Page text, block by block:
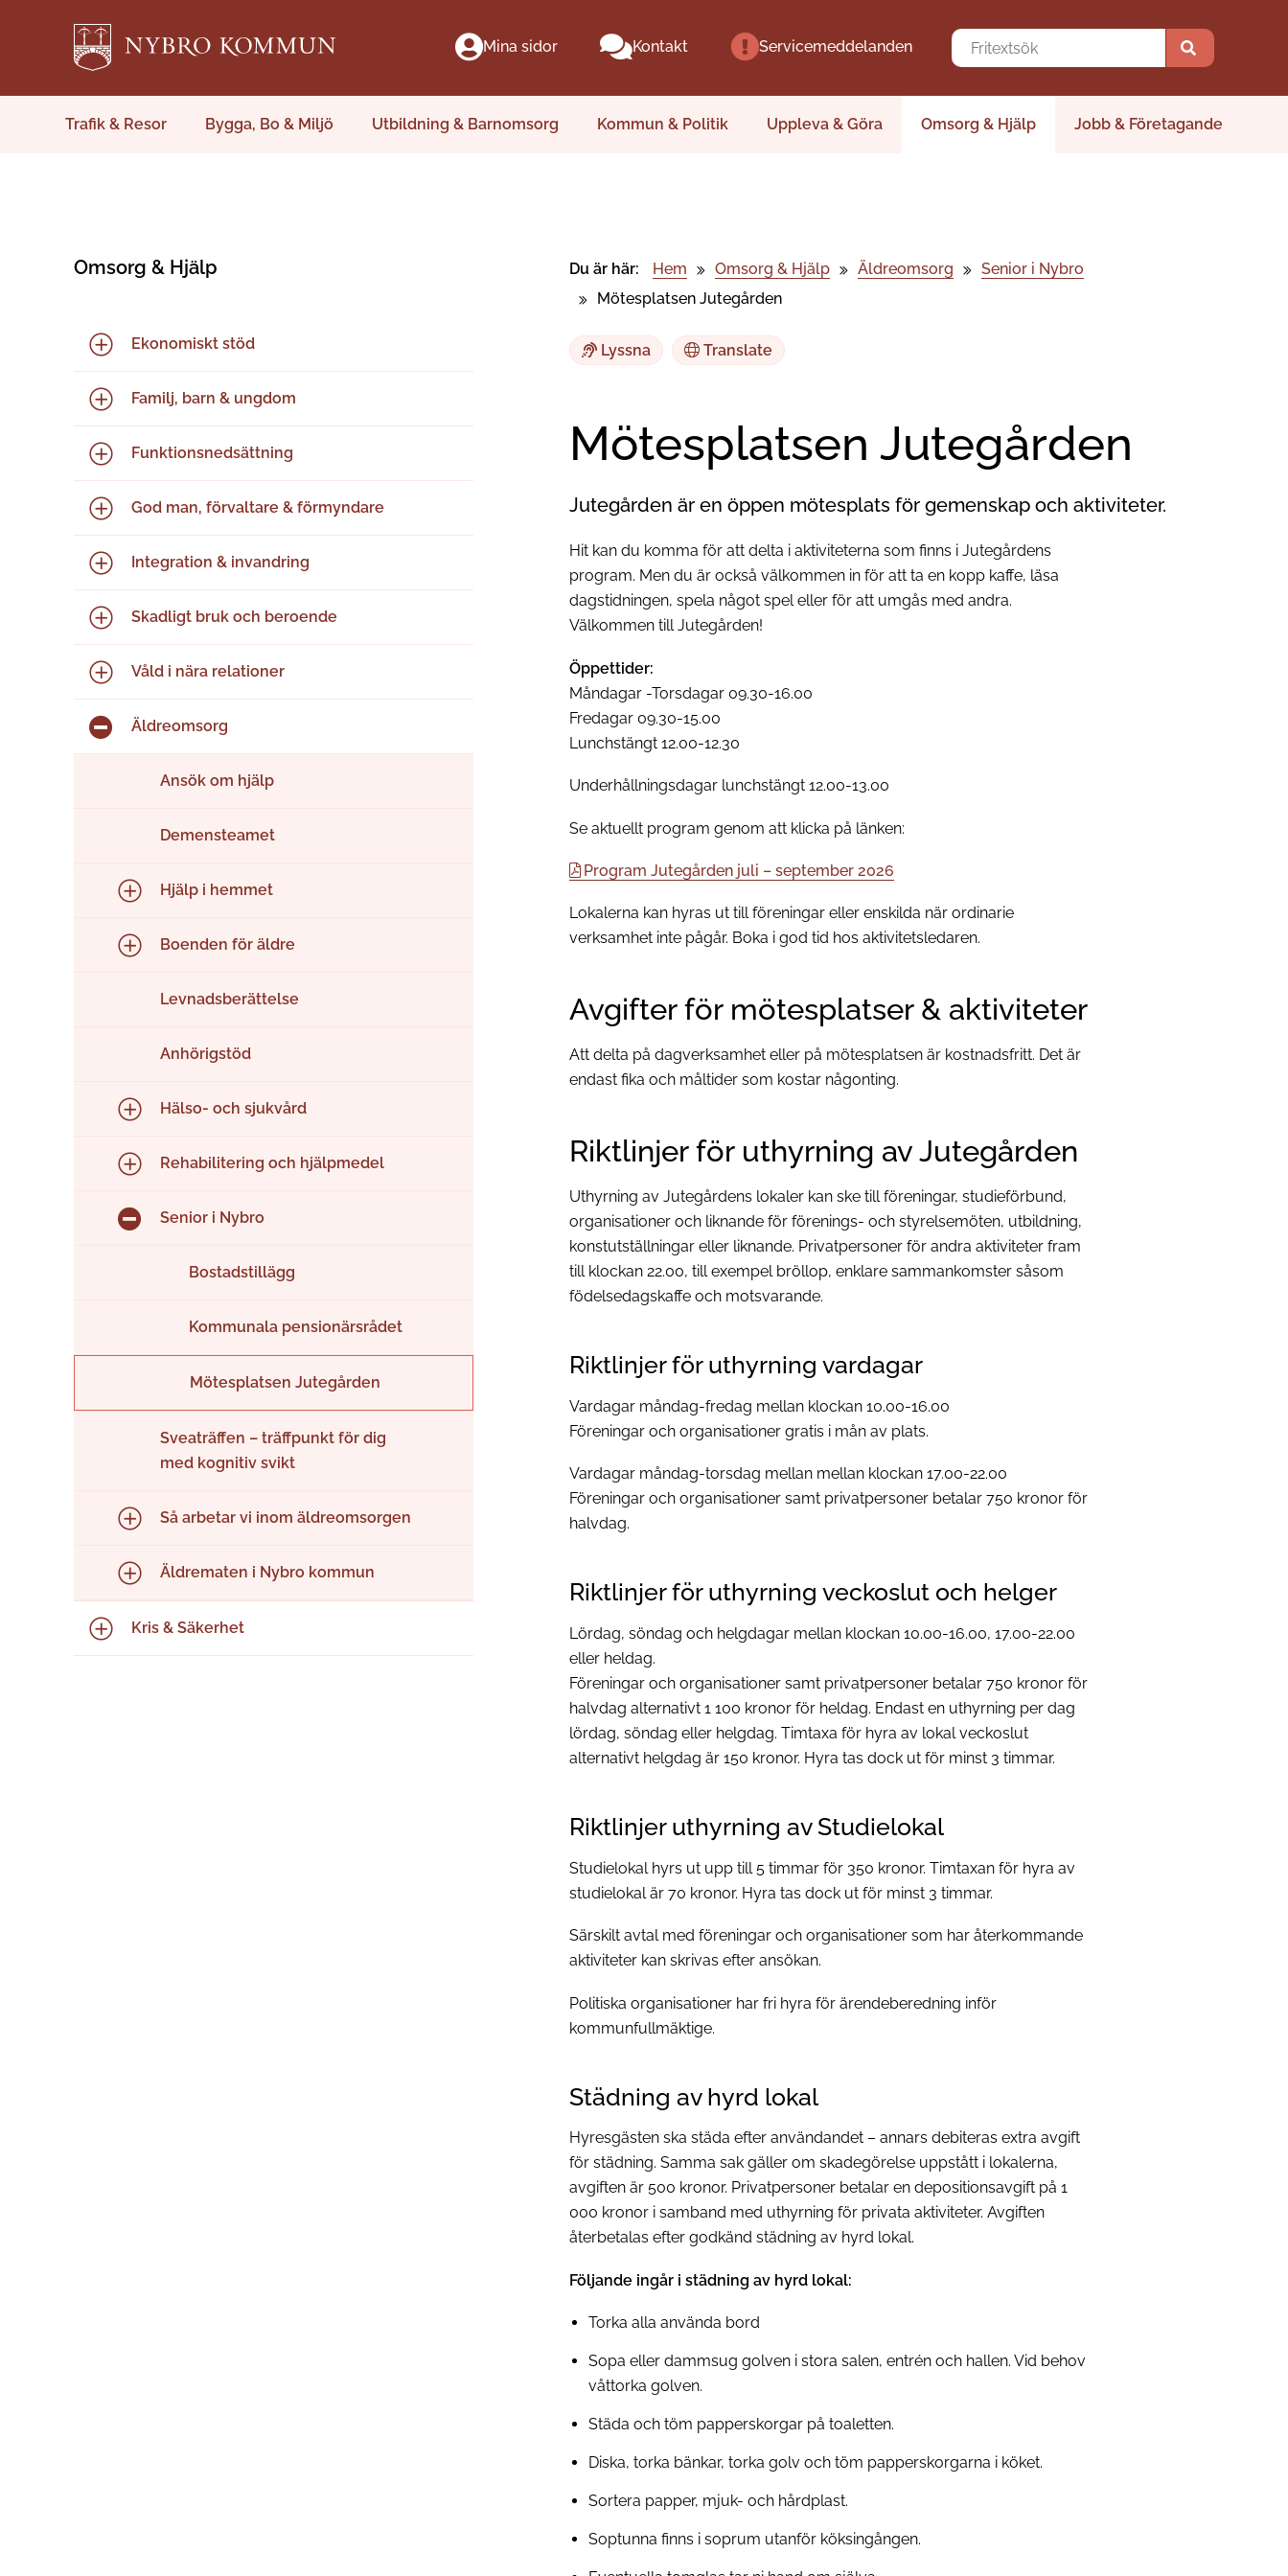
Mina sidor Kontakt Servicemeddelanden
Trafik & Resor Bygga, Bo & Miljö Utbildning & Barnomsorg Kommun & Politik Uppleva & Göra Omsorg & Hjälp Jobb & Företagande
Omsorg & Hjälp
Ekonomiskt stöd
Familj, barn & ungdom
Funktions­nedsättning
God man, förvaltare & förmyndare
Integration & invandring
Skadligt bruk och beroende
Våld i nära relationer
Äldreomsorg
Ansök om hjälp
Demensteamet
Hjälp i hemmet
Boenden för äldre
Levnadsberättelse
Anhörigstöd
Hälso- och sjukvård
Rehabilitering och hjälpmedel
Senior i Nybro
Bostadstillägg
Kommunala pensionärsrådet
Mötesplatsen Jutegården
Sveaträffen – träffpunkt för dig
med kognitiv svikt
Så arbetar vi inom äldreomsorgen
Äldrematen i Nybro kommun
Kris & Säkerhet
Du är här: Hem Omsorg & Hjälp Äldreomsorg
Senior i Nybro
Mötesplatsen Jutegården
Lyssna Translate
Mötesplatsen Jutegården
Jutegården är en öppen mötesplats för gemenskap och aktiviteter.
Hit kan du komma för att delta i aktiviteterna som finns i Jutegårdens
program. Men du är också välkommen in för att ta en kopp kaffe, läsa
dagstidningen, spela något spel eller för att umgås med andra.
Välkommen till Jutegården!
Öppettider:
Måndagar -Torsdagar 09.30-16.00
Fredagar 09.30-15.00
Lunchstängt 12.00-12.30
Underhållningsdagar lunchstängt 12.00-13.00
Se aktuellt program genom att klicka på länken:
Program Jutegården juli – september 2026
Lokalerna kan hyras ut till föreningar eller enskilda när ordinarie
verksamhet inte pågår. Boka i god tid hos aktivitetsledaren.
Avgifter för mötesplatser & aktiviteter
Att delta på dagverksamhet eller på mötesplatsen är kostnadsfritt. Det är
endast fika och måltider som kostar någonting.
Riktlinjer för uthyrning av Jutegården
Uthyrning av Jutegårdens lokaler kan ske till föreningar, studieförbund,
organisationer och liknande för förenings- och styrelsemöten, utbildning,
konstutställningar eller liknande. Privatpersoner för andra aktiviteter fram
till klockan 22.00, till exempel bröllop, enklare sammankomster såsom
födelsedagskaffe och motsvarande.
Riktlinjer för uthyrning vardagar
Vardagar måndag-fredag mellan klockan 10.00-16.00
Föreningar och organisationer gratis i mån av plats.
Vardagar måndag-torsdag mellan mellan klockan 17.00-22.00
Föreningar och organisationer samt privatpersoner betalar 750 kronor för
halvdag.
Riktlinjer för uthyrning veckoslut och helger
Lördag, söndag och helgdagar mellan klockan 10.00-16.00, 17.00-22.00
eller heldag.
Föreningar och organisationer samt privatpersoner betalar 750 kronor för
halvdag alternativt 1 100 kronor för heldag. Endast en uthyrning per dag
lördag, söndag eller helgdag. Timtaxa för hyra av lokal veckoslut
alternativt helgdag är 150 kronor. Hyra tas dock ut för minst 3 timmar.
Riktlinjer uthyrning av Studielokal
Studielokal hyrs ut upp till 5 timmar för 350 kronor. Timtaxan för hyra av
studielokal är 70 kronor. Hyra tas dock ut för minst 3 timmar.
Särskilt avtal med föreningar och organisationer som har återkommande
aktiviteter kan skrivas efter ansökan.
Politiska organisationer har fri hyra för ärendeberedning inför
kommunfullmäktige.
Städning av hyrd lokal
Hyresgästen ska städa efter användandet – annars debiteras extra avgift
för städning. Samma sak gäller om skadegörelse uppstått i lokalerna,
avgiften är 500 kronor. Privatpersoner betalar en depositionsavgift på 1
000 kronor i samband med uthyrning för privata aktiviteter. Avgiften
återbetalas efter godkänd städning av hyrd lokal.
Följande ingår i städning av hyrd lokal:
Torka alla använda bord
Sopa eller dammsug golven i stora salen, entrén och hallen. Vid behov
våttorka golven.
Städa och töm papperskorgar på toaletten.
Diska, torka bänkar, torka golv och töm papperskorgarna i köket.
Sortera papper, mjuk- och hårdplast.
Soptunna finns i soprum utanför köksingången.